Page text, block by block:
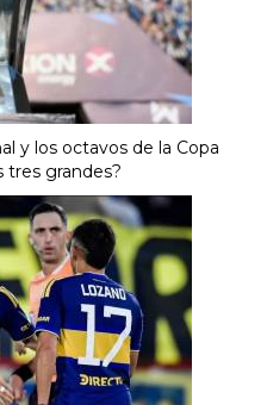
y los octavos de la Copa
tres grandes?